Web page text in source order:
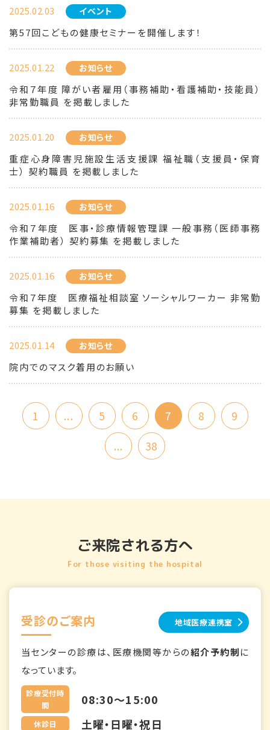
2025.02.03 イベント
第57回こどもの健康セミナーを開催します！
2025.01.22 お知らせ
令和７年度 障がい者雇用（事務補助・看護補助・技能員）
非常勤職員 を掲載しました
2025.01.20 お知らせ
重症心身障害児施設生活支援課 福祉職（支援員・保育
士） 契約職員 を掲載しました
2025.01.16 お知らせ
令和７年度 医事・診療情報管理課 一般事務（医師事務
作業補助者） 契約募集 を掲載しました
2025.01.16 お知らせ
令和７年度 医療福祉相談室 ソーシャルワーカー 非常勤
募集 を掲載しました
2025.01.14 お知らせ
院内でのマスク着用のお願い
1 ... 5 6 7 8
9
...
38
ご来院される方へ
For those visiting the hospital
受診のご案内 地域医療連携室
当センターの診療は、医療機関等からの紹介予約制に
なっています。
診療受付時
間
08:30～15:00
休診日 土曜・日曜・祝日